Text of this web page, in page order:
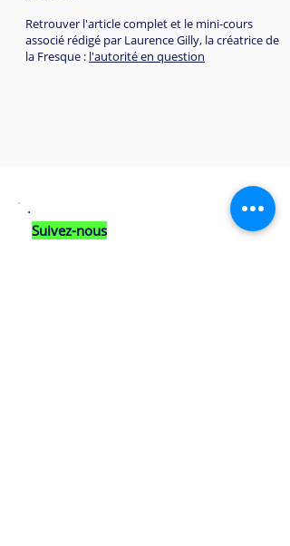
Retrouver l'article complet et le mini-cours
associé rédigé par Laurence Gilly, la créatrice de
la Fresque : l'autorité en question
Suivez-nous